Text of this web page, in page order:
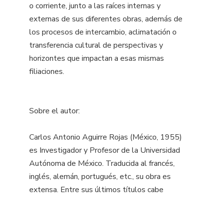
o corriente, junto a las raíces internas y
externas de sus diferentes obras, además de
los procesos de intercambio, aclimatación o
transferencia cultural de perspectivas y
horizontes que impactan a esas mismas
filiaciones.
Sobre el autor:
Carlos Antonio Aguirre Rojas (México, 1955)
es Investigador y Profesor de la Universidad
Autónoma de México. Traducida al francés,
inglés, alemán, portugués, etc., su obra es
extensa. Entre sus últimos títulos cabe